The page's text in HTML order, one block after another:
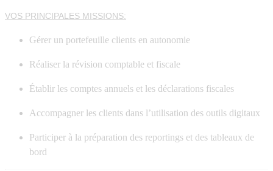
VOS PRINCIPALES MISSIONS:
Gérer un portefeuille clients en autonomie
Réaliser la révision comptable et fiscale
Établir les comptes annuels et les déclarations fiscales
Accompagner les clients dans l’utilisation des outils digitaux
Participer à la préparation des reportings et des tableaux de
bord